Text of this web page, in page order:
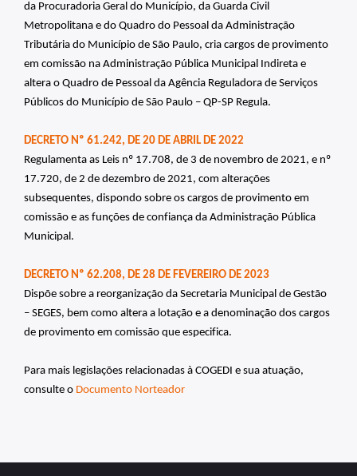
da Procuradoria Geral do Município, da Guarda Civil
Metropolitana e do Quadro do Pessoal da Administração
Tributária do Município de São Paulo, cria cargos de provimento
em comissão na Administração Pública Municipal Indireta e
altera o Quadro de Pessoal da Agência Reguladora de Serviços
Públicos do Município de São Paulo – QP-SP Regula.
DECRETO Nº 61.242, DE 20 DE ABRIL DE 2022
Regulamenta as Leis nº 17.708, de 3 de novembro de 2021, e nº
17.720, de 2 de dezembro de 2021, com alterações
subsequentes, dispondo sobre os cargos de provimento em
comissão e as funções de confiança da Administração Pública
Municipal.
DECRETO Nº 62.208, DE 28 DE FEVEREIRO DE 2023
Dispõe sobre a reorganização da Secretaria Municipal de Gestão
– SEGES, bem como altera a lotação e a denominação dos cargos
de provimento em comissão que especifica.
Para mais legislações relacionadas à COGEDI e sua atuação,
consulte o Documento Norteador